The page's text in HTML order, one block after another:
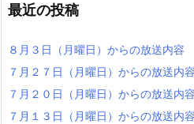
最近の投稿
８月３日（月曜日）からの放送内容
７月２７日（月曜日）からの放送内容
７月２０日（月曜日）からの放送内容
７月１３日（月曜日）からの放送内容